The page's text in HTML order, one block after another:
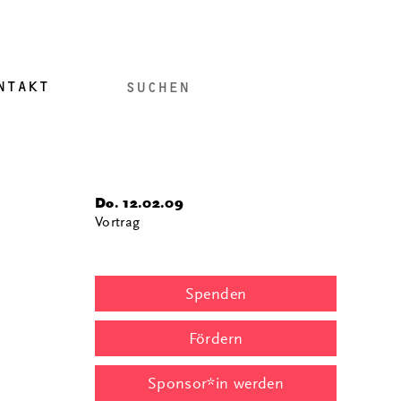
Do. 12.02.09
Vortrag
Spenden
Fördern
Sponsor*in werden